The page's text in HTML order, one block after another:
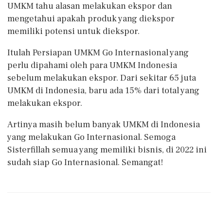
UMKM tahu alasan melakukan ekspor dan
mengetahui apakah produk yang diekspor
memiliki potensi untuk diekspor.
Itulah Persiapan UMKM Go Internasional yang
perlu dipahami oleh para UMKM Indonesia
sebelum melakukan ekspor. Dari sekitar 65 juta
UMKM di Indonesia, baru ada 15% dari total yang
melakukan ekspor.
Artinya masih belum banyak UMKM di Indonesia
yang melakukan Go Internasional. Semoga
Sisterfillah semua yang memiliki bisnis, di 2022 ini
sudah siap Go Internasional. Semangat!